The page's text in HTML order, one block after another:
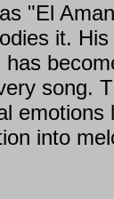
"El
it.
has
song.
emotions
into